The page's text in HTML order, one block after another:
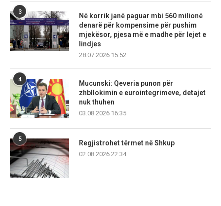
3
Në korrik janë paguar mbi 560 milionë
denarë për kompensime për pushim
mjekësor, pjesa më e madhe për lejet e
lindjes
28.07.2026 15:52
4
Mucunski: Qeveria punon për
zhbllokimin e eurointegrimeve, detajet
nuk thuhen
03.08.2026 16:35
5
Regjistrohet tërmet në Shkup
02.08.2026 22:34